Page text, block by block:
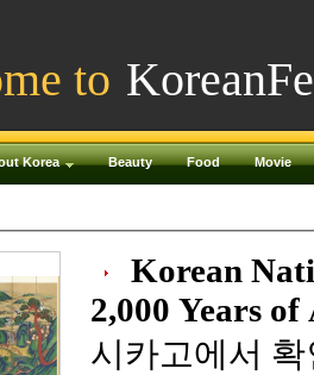
to
Korea Beauty Food Movie
Korean
2,000 Years
시카고에서